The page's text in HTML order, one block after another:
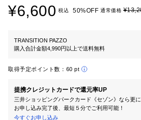
¥6,600 税込 50%OFF 通常価格
TRANSITION PAZZO
購入合計金額4,990円以上で送料無料
取得予定ポイント数： 60 pt
提携クレジットカードで還元率UP
三井ショッピングパークカード《セゾン》なら更
お申し込み完了後、最短５分でご利用可能！
今すぐお申し込み